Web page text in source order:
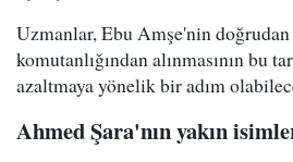
Uzmanlar, Ebu Amşe'nin
komutanlığından alınmasının bu
azaltmaya yönelik bir adım
Ahmed Şara'nın yakın